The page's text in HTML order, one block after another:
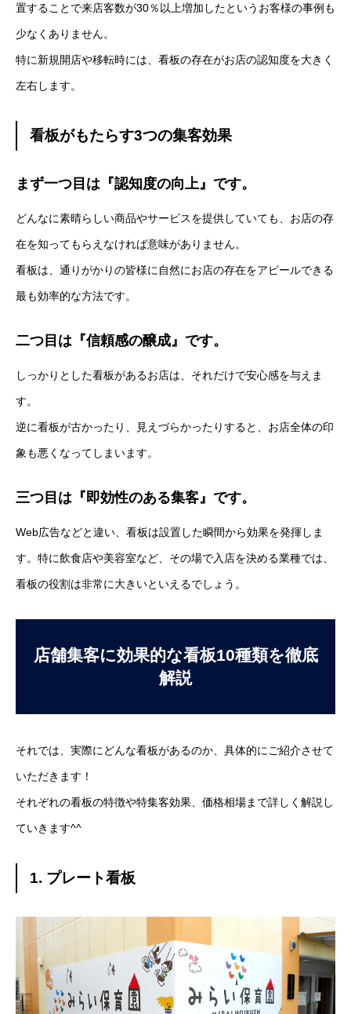
置することで来店客数が30％以上増加したというお客様の事例も
少なくありません。
特に新規開店や移転時には、看板の存在がお店の認知度を大きく
左右します。
看板がもたらす3つの集客効果
まず一つ目は『認知度の向上』です。
どんなに素晴らしい商品やサービスを提供していても、お店の存
在を知ってもらえなければ意味がありません。
看板は、通りがかりの皆様に自然にお店の存在をアピールできる
最も効率的な方法です。
二つ目は『信頼感の醸成』です。
しっかりとした看板があるお店は、それだけで安心感を与えま
す。
逆に看板が古かったり、見えづらかったりすると、お店全体の印
象も悪くなってしまいます。
三つ目は『即効性のある集客』です。
Web広告などと違い、看板は設置した瞬間から効果を発揮しま
す。特に飲食店や美容室など、その場で入店を決める業種では、
看板の役割は非常に大きいといえるでしょう。
店舗集客に効果的な看板10種類を徹底
解説
それでは、実際にどんな看板があるのか、具体的にご紹介させて
いただきます！
それぞれの看板の特徴や特集客効果、価格相場まで詳しく解説し
ていきます^^
1. プレート看板